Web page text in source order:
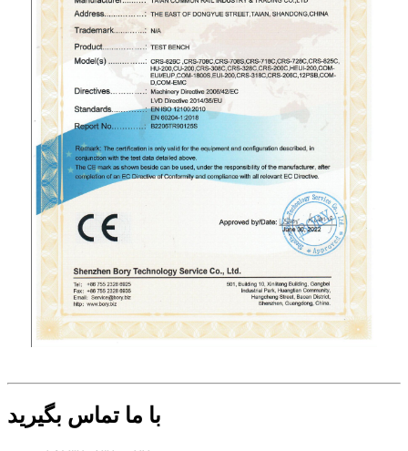
با ما تماس بگیرید